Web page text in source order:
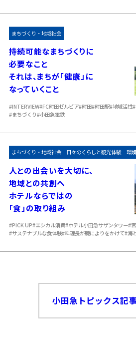
まちづくり・地域社会
持続可能なまちづくりに
必要なこと
それは、まちが「健康」に
なっていくこと
#INTERVIEW#FC町田ゼルビア#町田#町田駅#地域活性
#まちづくり#小田急電鉄
まちづくり・地域社会 日々のくらしと観光体験 環
人との出会いを大切に、
地域との共創へ
ホテルならではの
「食」の取り組み
#PICK UP#エシカル消費#ホテル小田急サザンタワー#
#サステナブルな食体験#料理長が腕によりをかけて#海
小田急トピックス記